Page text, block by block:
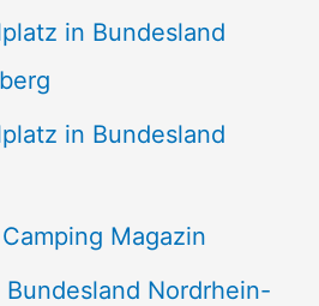
in Bundesland
in Bundesland
Magazin
Nordrhein-